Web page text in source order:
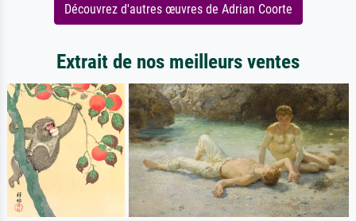
Découvrez d'autres œuvres de Adrian Coorte
Extrait de nos meilleurs ventes